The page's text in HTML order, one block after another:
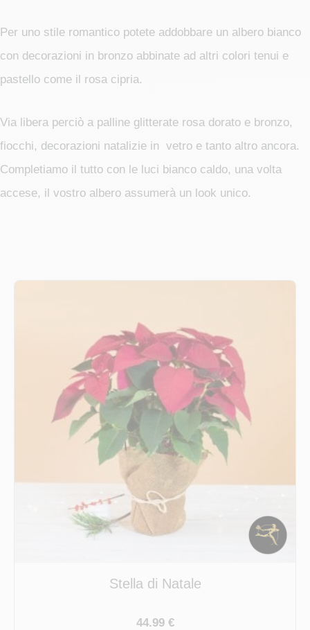
Per uno stile romantico potete addobbare un albero bianco
con decorazioni in bronzo abbinate ad altri colori tenui e
pastello come il rosa cipria.
Via libera perciò a palline glitterate rosa dorato e bronzo,
fiocchi, decorazioni natalizie in vetro e tanto altro ancora.
Completiamo il tutto con le luci bianco caldo, una volta
accese, il vostro albero assumerà un look unico.
Stella di Natale
44.99 €